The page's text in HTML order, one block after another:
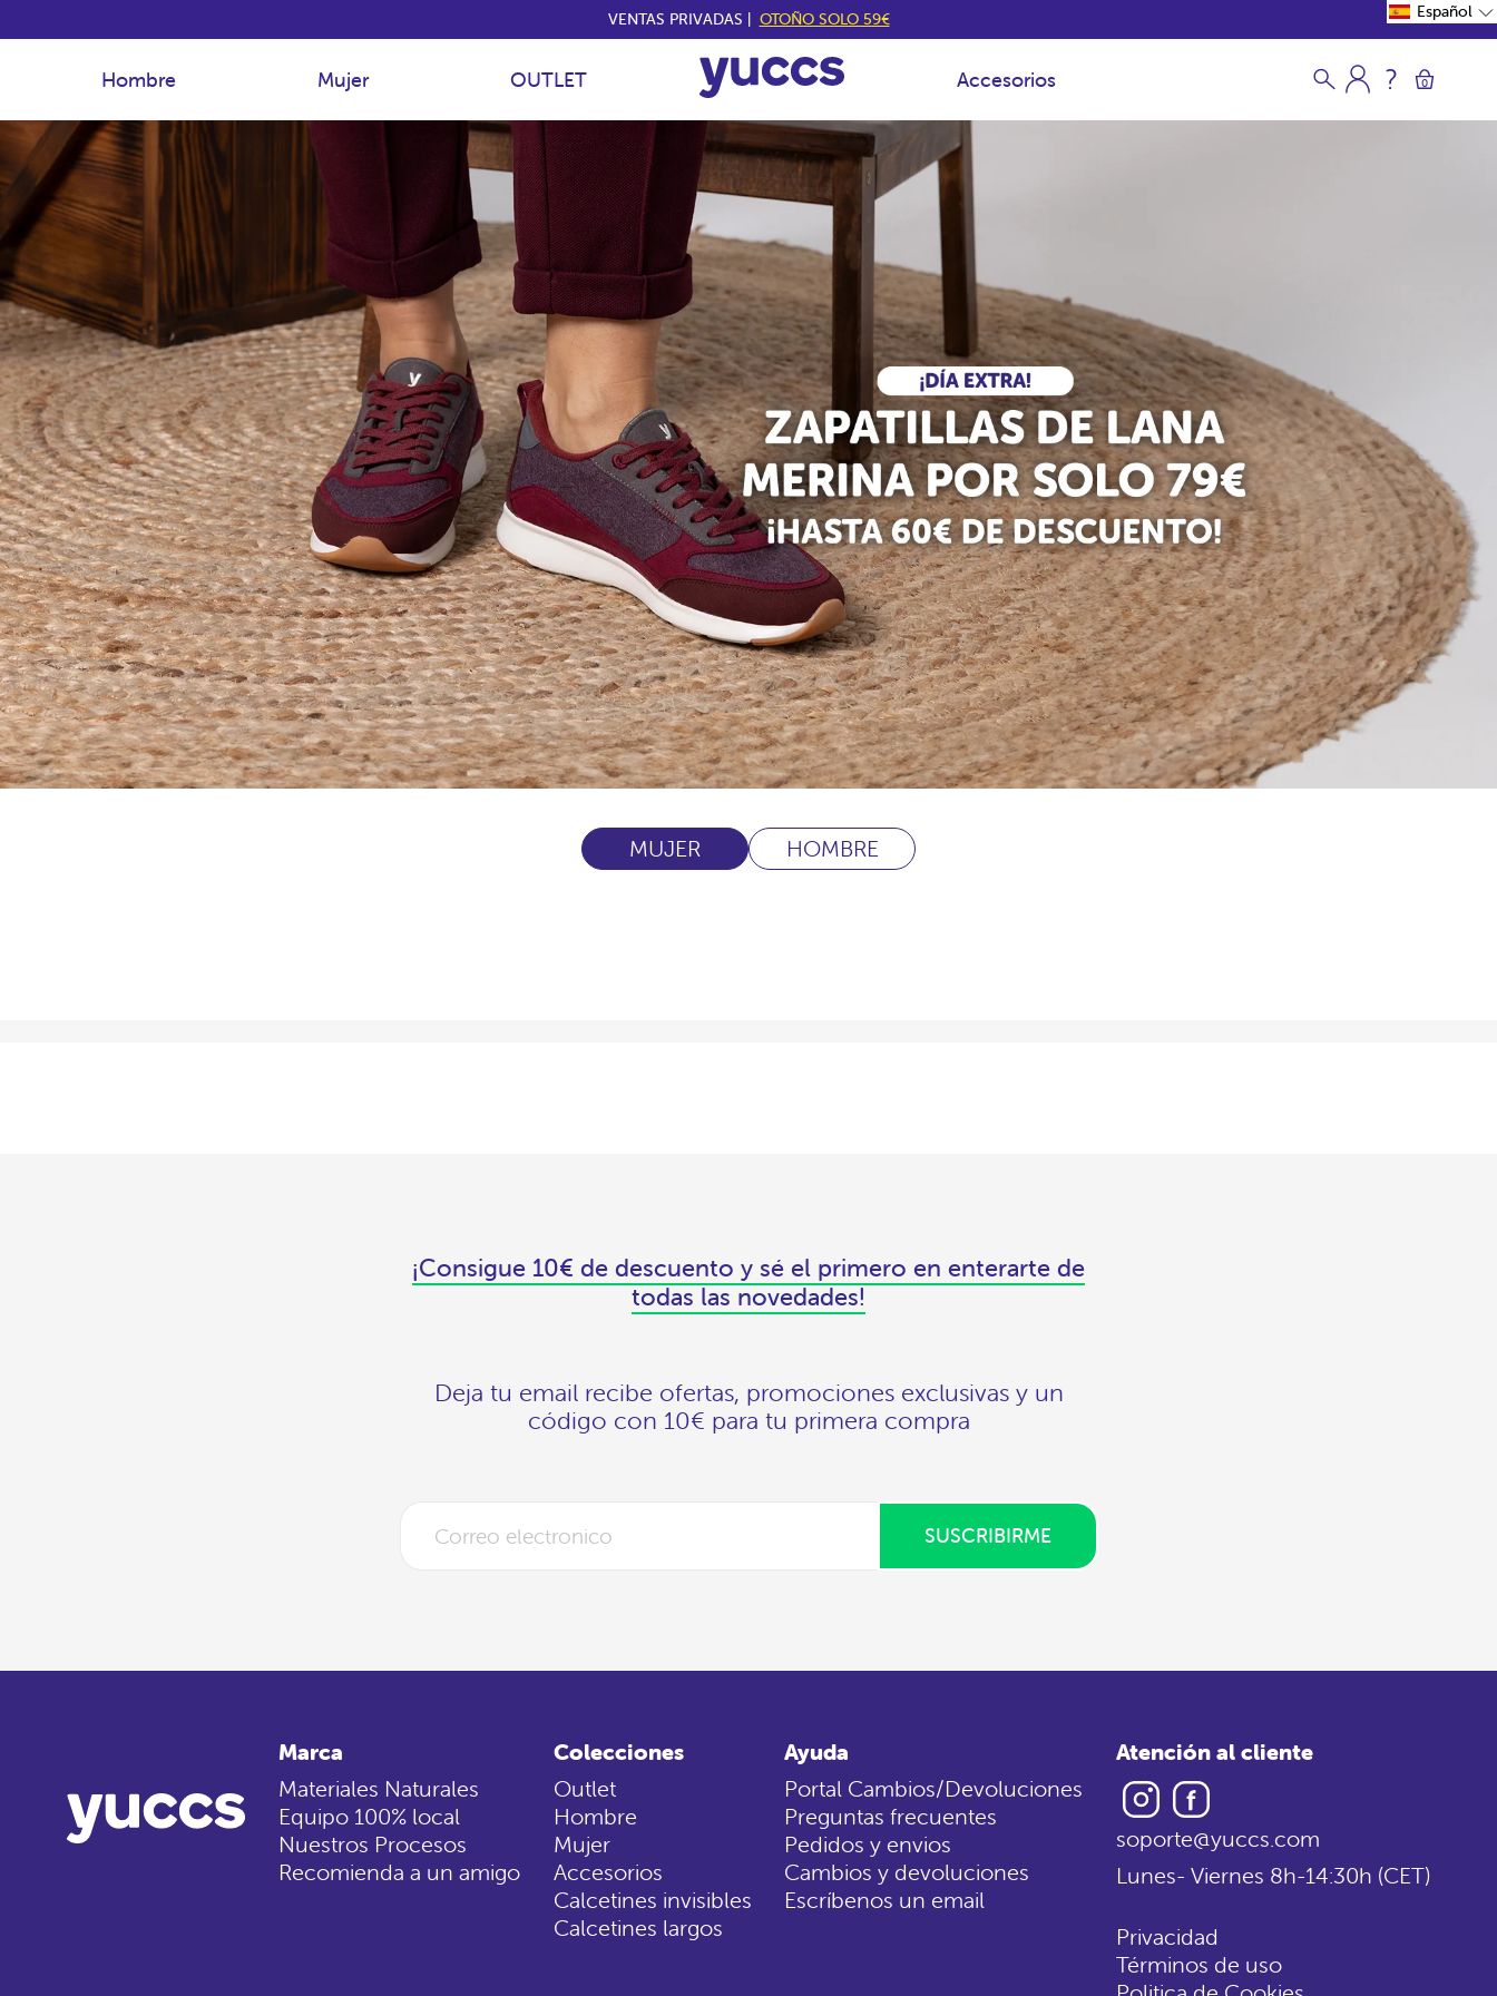
VENTAS PRIVADAS | OTOÑO SOLO 59€
Hombre Mujer OUTLET Accesorios 0
MUJER HOMBRE
¡Consigue 10€ de descuento y sé el primero en enterarte de
todas las novedades!
Deja tu email recibe ofertas, promociones exclusivas y un
código con 10€ para tu primera compra
SUSCRIBIRME
Marca
Materiales Naturales
Equipo 100% local
Nuestros Procesos
Recomienda a un amigo
Colecciones
Outlet
Hombre
Mujer
Accesorios
Calcetines invisibles
Calcetines largos
Ayuda
Portal Cambios/Devoluciones
Preguntas frecuentes
Pedidos y envios
Cambios y devoluciones
Escríbenos un email
Atención al cliente
Instagram
soporte@yuccs.com
Lunes- Viernes 8h-14:30h (CET)
Privacidad
Términos de uso
Español